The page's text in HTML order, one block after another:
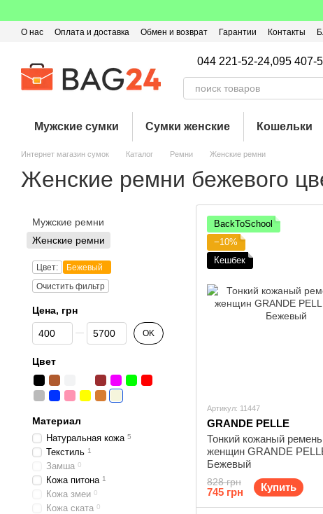
О нас Оплата и доставка Обмен и возврат Гарантии Контакты
044 221-52-24,095 407-
Мужские сумки Сумки женские Кошельки
Интернет магазин сумок Каталог Ремни Женские ремни
Женские ремни бежевого
BackToSchool
−10%
Кешбек
Артикул: 11447
GRANDE PELLE
Тонкий кожаный
женщин GRANDE
Бежевый
828 грн
745 грн Купить
Мужские ремни
Женские ремни
Цвет:
Бежевый
Очистить фильтр
Цена, грн
От Цена, грн
До Цена, грн OK
Цвет
Материал
Натуральная кожа 5
Текстиль 1
Замша 0
Кожа питона 1
Кожа змеи 0
Кожа ската 0